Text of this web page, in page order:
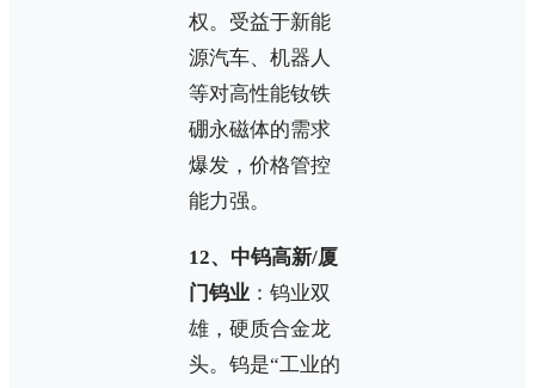
权。受益于新能
源汽车、机器人
等对高性能钕铁
硼永磁体的需求
爆发，价格管控
能力强。
12、中钨高新/厦
门钨业 ：钨业双
雄，硬质合金龙
头。钨是“工业的